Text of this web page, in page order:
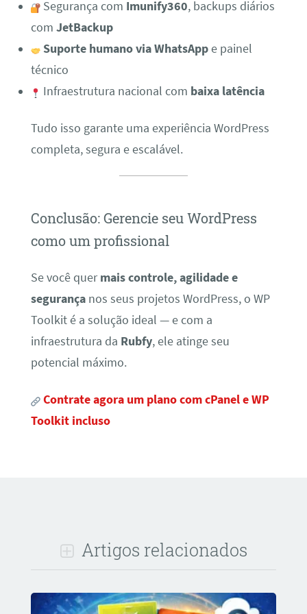
Segurança com Imunify360, backups diários
com JetBackup
Suporte humano via WhatsAppe painel
técnico
Infraestrutura nacional com baixa latência
Tudo isso garante uma experiência WordPress
completa, segura e escalável.
Conclusão: Gerencie seu WordPress
como um profissional
Se você quermais controle, agilidade e
segurançanos seus projetos WordPress, o WP
Toolkit é a solução ideal — e com a
infraestrutura da Rubfy, ele atinge seu
potencial máximo.
Contrate agora um plano com cPanel e WP
Toolkit incluso
Artigos relacionados